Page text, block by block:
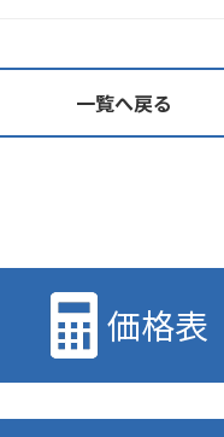
一覧へ戻る
価格表